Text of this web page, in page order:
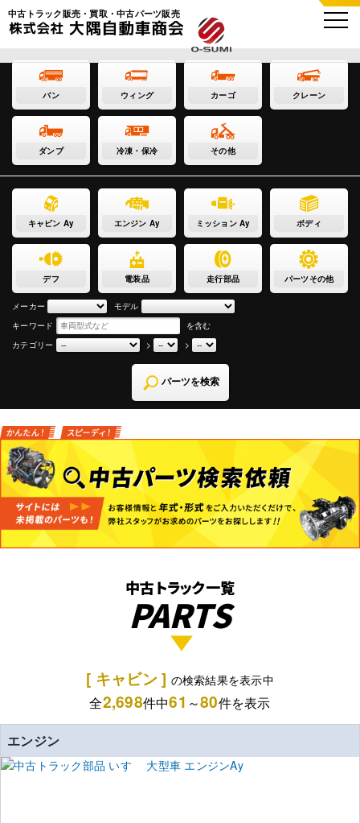
中古トラック販売・買取・中古パーツ販売
バン ウィング カーゴ クレーン
ダンプ 冷凍・保冷 その他
キャビン Ay エンジン Ay ミッション Ay ボディ
デフ 電装品 走行部品 パーツその他
メーカー
モデル
キーワード
を含む
カテゴリー
> >
パーツを検索
中古トラック一覧
PARTS
[ キャビン ] の検索結果を表示中
全2,698件中61 ～80件を表示
エンジン